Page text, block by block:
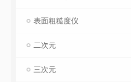
表面粗糙度仪
二次元
三次元